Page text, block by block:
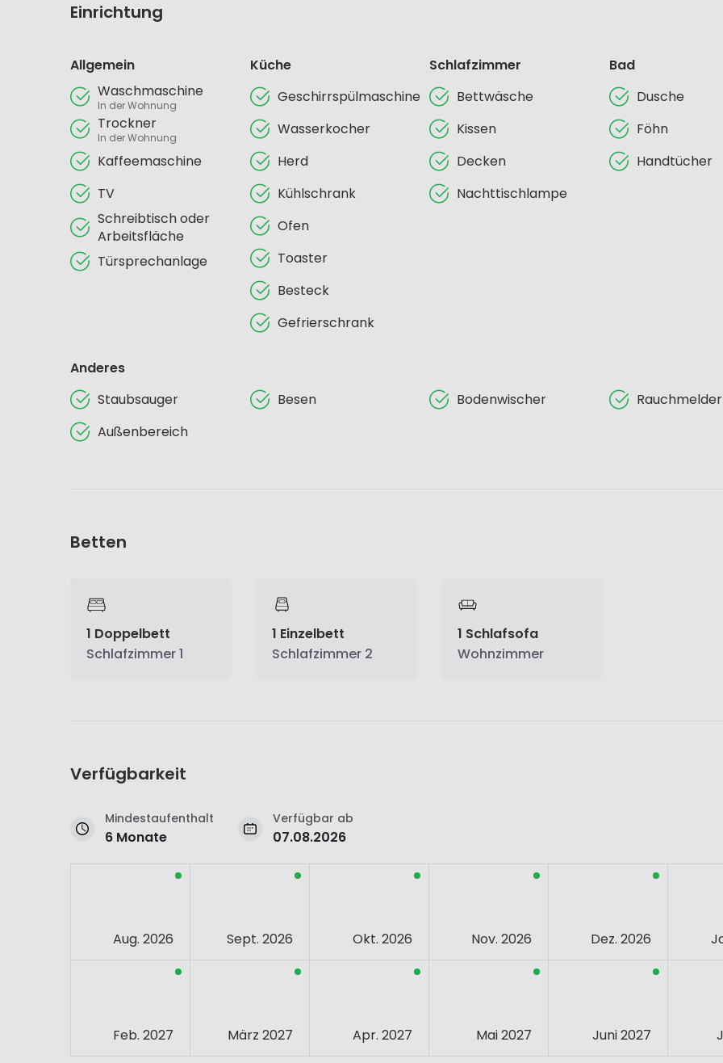
Einrichtung
Allgemein
Waschmaschine
In der Wohnung
Trockner
In der Wohnung
Kaffeemaschine
TV
Schreibtisch oder
Arbeitsfläche
Türsprechanlage
Küche
Geschirrspülmaschine
Wasserkocher
Herd
Kühlschrank
Ofen
Toaster
Besteck
Gefrierschrank
Schlafzimmer
Bettwäsche
Kissen
Decken
Nachttischlampe
Bad
Dusche
Föhn
Handtücher
Anderes
Staubsauger
Besen Bodenwischer
Rauchmelder
Außenbereich
Betten
1 Doppelbett
Schlafzimmer 1
1 Einzelbett
Schlafzimmer 2
1 Schlafsofa
Wohnzimmer
Verfügbarkeit
Mindestaufenthalt
6 Monate
Verfügbar ab
07.08.2026
Aug. 2026 Sept. 2026 Okt. 2026 Nov. 2026 Dez. 2026
Feb. 2027 März 2027 Apr. 2027 Mai 2027 Juni 2027